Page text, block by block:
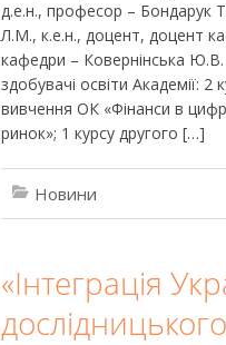
д.е.н., професор – Бондарук
Л.М., к.е.н., доцент, доцент
кафедри – Ковернінська
здобувачі освіти Академії:
вивчення ОК «Фінанси в
ринок»; 1 курсу другого […]
Новини
«Інтеграція